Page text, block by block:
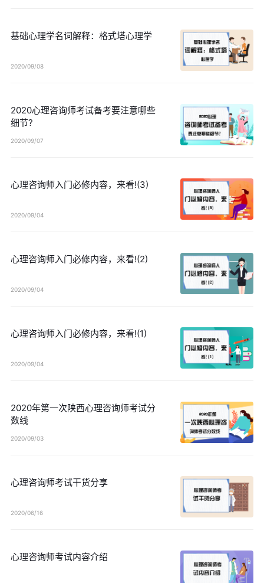
基础心理学名词解释：格式塔心理学
2020/09/08
2020心理咨询师考试备考要注意哪些
细节?
2020/09/07
心理咨询师入门必修内容，来看!(3)
2020/09/04
心理咨询师入门必修内容，来看!(2)
2020/09/04
心理咨询师入门必修内容，来看!(1)
2020/09/04
2020年第一次陕西心理咨询师考试分
数线
2020/09/03
心理咨询师考试干货分享
2020/06/16
心理咨询师考试内容介绍